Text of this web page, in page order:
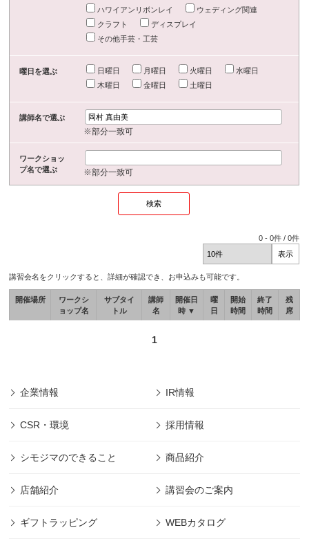
ハワイアンリボンレイ
ウェディング関連
クラフト
ディスプレイ
その他手芸・工芸
曜日を選ぶ 日曜日 月曜日 火曜日
水曜日
木曜日
金曜日 土曜日
講師名で選ぶ
※部分一致可
ワークショッ
プ名で選ぶ
※部分一致可
0 -0件 /0件
講習会名をクリックすると、詳細が確認でき、お申込みも可能です。
開催場所
ワークシ
ョップ名
サブタイ
トル
講師
名
開催日
時 ▼
曜
日
開始
時間
終了
時間
残
席
1
企業情報 IR情報
CSR・環境 採用情報
シモジマのできること 商品紹介
店舗紹介 講習会のご案内
ギフトラッピング WEBカタログ